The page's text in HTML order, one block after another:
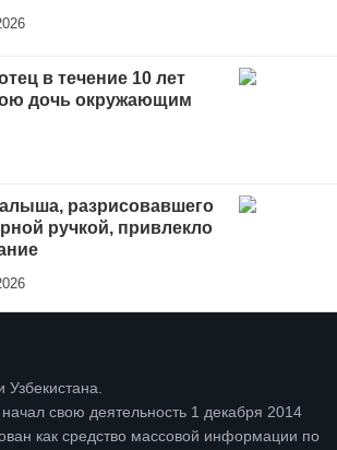
в течение 10 лет
дочь окружающим
разрисовавшего
ручкой, привлекло
свою деятельность 1 декабря 2014
как средство массовой информации по